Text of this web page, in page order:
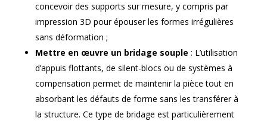
concevoir des supports sur mesure, y compris par
impression 3D pour épouser les formes irrégulières
sans déformation ;
Mettre en œuvre un bridage souple : L’utilisation
d’appuis flottants, de silent-blocs ou de systèmes à
compensation permet de maintenir la pièce tout en
absorbant les défauts de forme sans les transférer à
la structure. Ce type de bridage est particulièrement